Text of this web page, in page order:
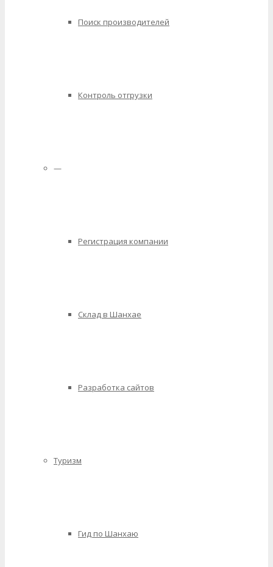
Поиск производителей
Контроль отгрузки
—
Регистрация компании
Склад в Шанхае
Разработка сайтов
Туризм
Гид по Шанхаю